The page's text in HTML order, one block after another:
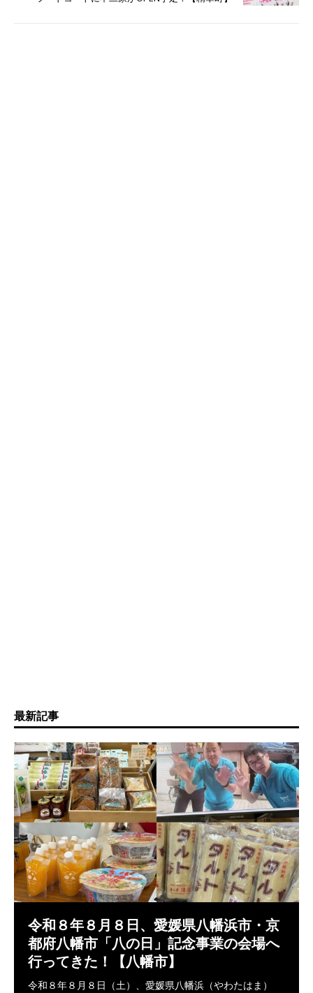
最新記事
令和８年８月８日、愛媛県八幡浜市・京
都府八幡市「八の日」記念事業の会場へ
行ってきた！【八幡市】
令和８年８月８日（土）、愛媛県八幡浜（やわたはま）